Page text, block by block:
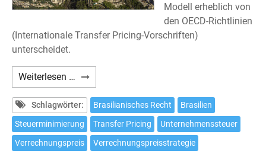
Modell erheblich von
den OECD-Richtlinien
(Internationale Transfer Pricing-Vorschriften)
unterscheidet.
Weiterlesen … Transfer
Pricing
in
Brasilien
-
Eine
Schlagwörter: Brasilianisches Recht
Brasilien
Steuerminimierung
Transfer Pricing
Unternehmenssteuer
Verrechnungspreis
Verrechnungspreisstrategie